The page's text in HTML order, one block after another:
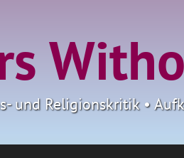
und Religionskritik •